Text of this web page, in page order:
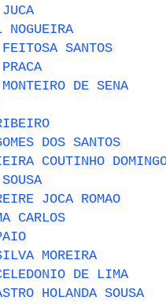
NOGUEIRA
SANTOS
DE SENA
DOS SANTOS
COUTINHO
JOCA ROMAO
CARLOS
MOREIRA
DE LIMA
HOLANDA SOUSA